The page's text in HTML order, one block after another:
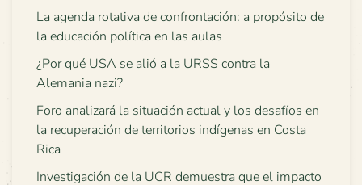
La agenda rotativa de confrontación: a propósito de
la educación política en las aulas
¿Por qué USA se alió a la URSS contra la
Alemania nazi?
Foro analizará la situación actual y los desafíos en
la recuperación de territorios indígenas en Costa
Rica
Investigación de la UCR demuestra que el impacto